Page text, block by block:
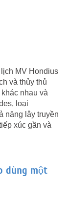
MV Hondius
và thủy thủ
nhau và
loại
năng lây truyền
xúc gần và
dùng một